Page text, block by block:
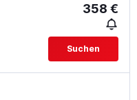
358 €
Suchen